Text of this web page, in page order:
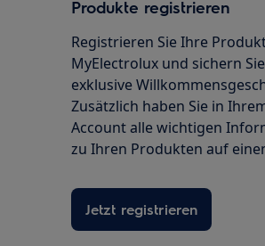
Produkte registrieren
Registrieren Sie Ihre
MyElectrolux und sichern
exklusive
Zusätzlich haben Sie in
Account alle wichtigen
zu Ihren Produkten auf
Jetzt registrieren